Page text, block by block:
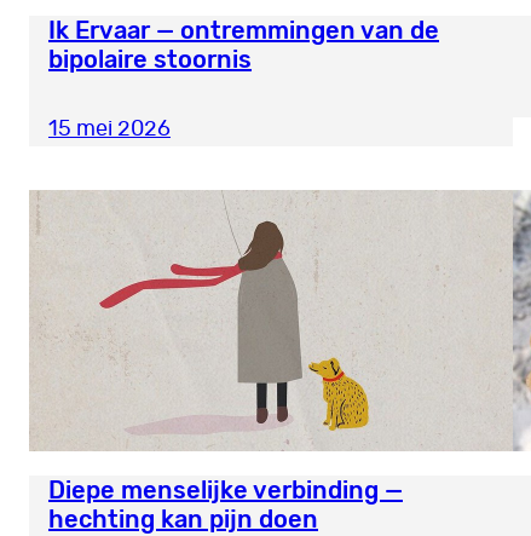
Ik Ervaar — ontremmingen van de
bipolaire stoornis
15 mei 2026
Diepe menselijke verbinding —
hechting kan pijn doen